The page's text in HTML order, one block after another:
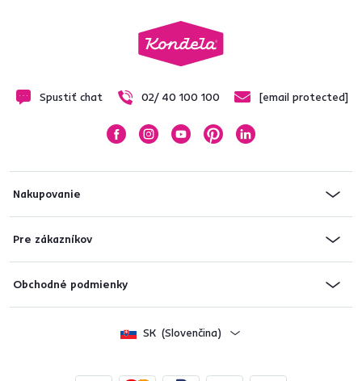
Spustiť chat 02/ 40 100 100 [email protected]
Nakupovanie
Pre zákazníkov
Obchodné podmienky
SK (Slovenčina)